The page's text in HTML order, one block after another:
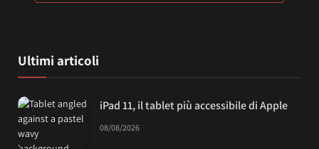
Ultimi articoli
iPad 11, il tablet più accessibile di Apple
08/08/2026